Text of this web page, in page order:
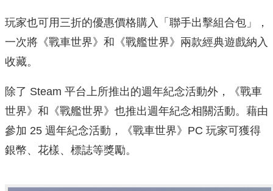
玩家也可用三折的優惠價格購入「聯手出擊組合包」，
一次將《戰車世界》和《戰艦世界》兩款經典遊戲納入
收藏。
除了 Steam 平台上所推出的週年紀念活動外，《戰車
世界》和《戰艦世界》也推出週年紀念相關活動。藉由
參加 25 週年紀念活動，《戰車世界》PC 玩家可獲得
銀幣、花樣、標誌等獎勵。